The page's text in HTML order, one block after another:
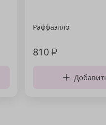
Раффаэлло
810₽